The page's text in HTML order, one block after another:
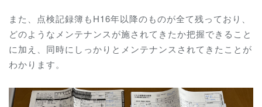
また、点検記録簿もH16年以降のものが全て残っており、
どのようなメンテナンスが施されてきたか把握できること
に加え、同時にしっかりとメンテナンスされてきたことが
わかります。